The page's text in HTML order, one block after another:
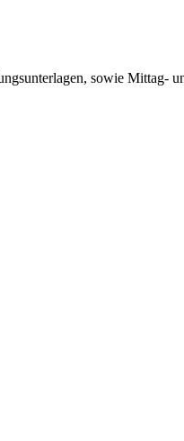
sowie Mittag-